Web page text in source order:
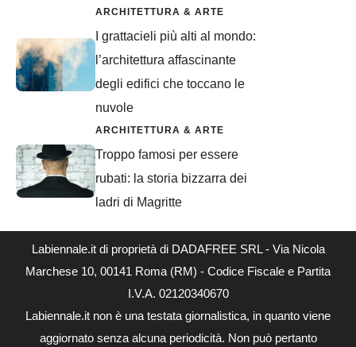
ARCHITETTURA & ARTE
I grattacieli più alti al mondo:
l’architettura affascinante
degli edifici che toccano le
nuvole
ARCHITETTURA & ARTE
Troppo famosi per essere
rubati: la storia bizzarra dei
ladri di Magritte
Labiennale.it di proprietà di DADAFREE SRL - Via Nicola
Marchese 10, 00141 Roma (RM) - Codice Fiscale e Partita
I.V.A. 02120340670
Labiennale.it non è una testata giornalistica, in quanto viene
aggiornato senza alcuna periodicità. Non può pertanto